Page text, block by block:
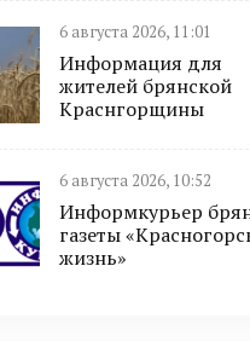
6 августа 2026, 11:01
Информация для
жителей брянской
Краснгорщины
6 августа 2026, 10:52
Информкурьер
газеты
жизнь»